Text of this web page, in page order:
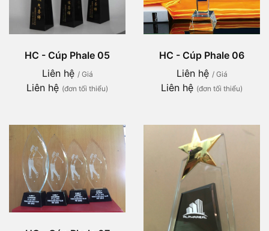
HC - Cúp Phale 05
Liên hệ / Giá
Liên hệ (đơn tối thiểu)
HC - Cúp Phale 06
Liên hệ / Giá
Liên hệ (đơn tối thiểu)